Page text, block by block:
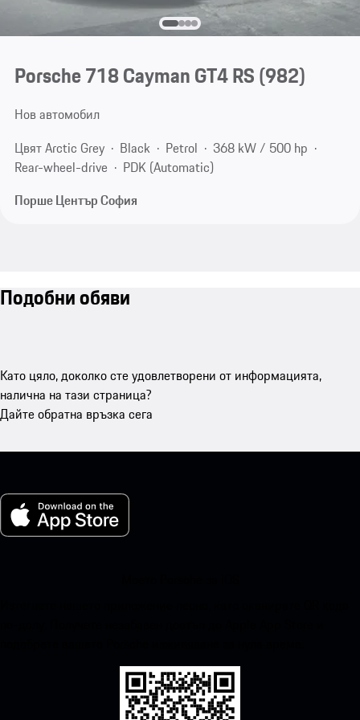
Porsche 718 Cayman GT4 RS(982)
Нов автомобил
Цвят Arctic Grey
Black Petrol
368 kW / 500 hp
Rear-wheel-drive
PDK (Automatic)
Порше Център София
Подобни обяви
Като цяло, доколко сте удовлетворени от информацията,
налична на тази страница?
Дайте обратна връзка сега